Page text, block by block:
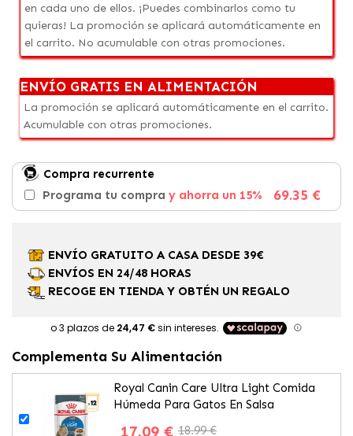
en cada uno de ellos. ¡Puedes combinarlos como tu
quieras! La promoción se aplicará automáticamente en
el carrito. No acumulable con otras promociones.
ENVÍO GRATIS EN ALIMENTACIÓN
La promoción se aplicará automáticamente en el carrito.
Acumulable con otras promociones.
Compra recurrente
Programa tu compra y ahorra un 15% 69.35 €
ENVÍO GRATUITO A CASA DESDE 39€
ENVÍOS EN 24/48 HORAS
RECOGE EN TIENDA Y OBTÉN UN REGALO
Complementa Su Alimentación
Royal Canin Care Ultra Light Comida
Húmeda Para Gatos En Salsa
17.09 € 18.99 €